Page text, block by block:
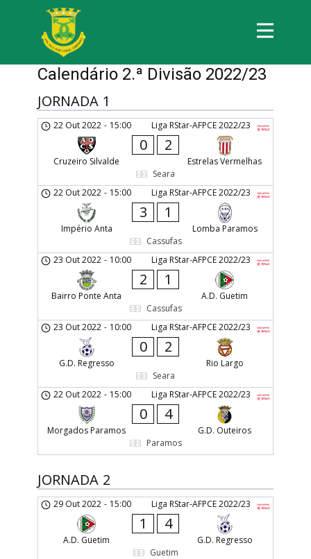
Calendário 2.ª Divisão 2022/23
JORNADA 1
Liga RStar-AFPCE 2022/23
22 Out 2022 - 15:00
Cruzeiro Silvalde
0 2
Estrelas Vermelhas
Seara
Liga RStar-AFPCE 2022/23
22 Out 2022 - 15:00
Império Anta
3 1
Lomba Paramos
Cassufas
Liga RStar-AFPCE 2022/23
23 Out 2022 - 10:00
Bairro Ponte Anta
2 1
A.D. Guetim
Cassufas
Liga RStar-AFPCE 2022/23
23 Out 2022 - 10:00
G.D. Regresso
0 2
Rio Largo
Seara
Liga RStar-AFPCE 2022/23
22 Out 2022 - 15:00
Morgados Paramos
0 4
G.D. Outeiros
Paramos
JORNADA 2
Liga RStar-AFPCE 2022/23
29 Out 2022 - 15:00
A.D. Guetim
1 4
G.D. Regresso
Guetim